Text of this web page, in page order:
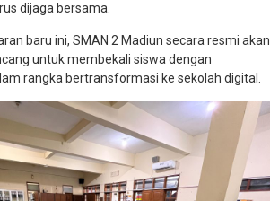
dijaga bersama.
baru ini, SMAN 2 Madiun secara resmi akan
untuk membekali siswa dengan
rangka bertransformasi ke sekolah digital.